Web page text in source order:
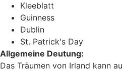
Kleeblatt
Guinness
Dublin
St. Patrick's Day
Allgemeine Deutung:
Das Träumen von Irland kann